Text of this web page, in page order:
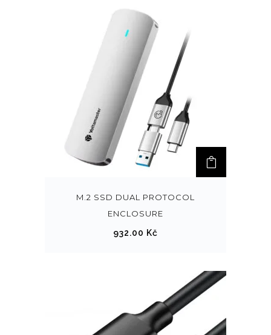
M.2 SSD DUAL PROTOCOL
ENCLOSURE
932.00 Kč